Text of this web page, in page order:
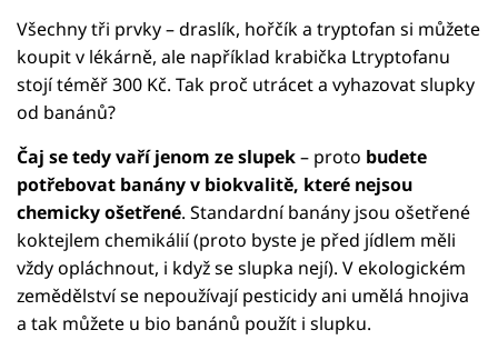
Všechny tři prvky – draslík, hořčík a tryptofan si můžete
koupit v lékárně, ale například krabička Ltryptofanu
stojí téměř 300 Kč. Tak proč utrácet a vyhazovat slupky
od banánů?
Čaj se tedy vaří jenom ze slupek– proto budete
potřebovat banány v biokvalitě, které nejsou
chemicky ošetřené. Standardní banány jsou ošetřené
koktejlem chemikálií (proto byste je před jídlem měli
vždy opláchnout, i když se slupka nejí). V ekologickém
zemědělství se nepoužívají pesticidy ani umělá hnojiva
a tak můžete u bio banánů použít i slupku.